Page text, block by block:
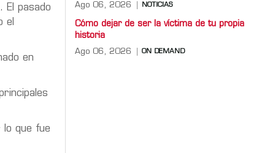
El pasado
el
en
lo que fue
Ago 06, 2026 NOTICIAS
Cómo dejar de ser la víctima de tu propia
historia
Ago 06, 2026 ON DEMAND